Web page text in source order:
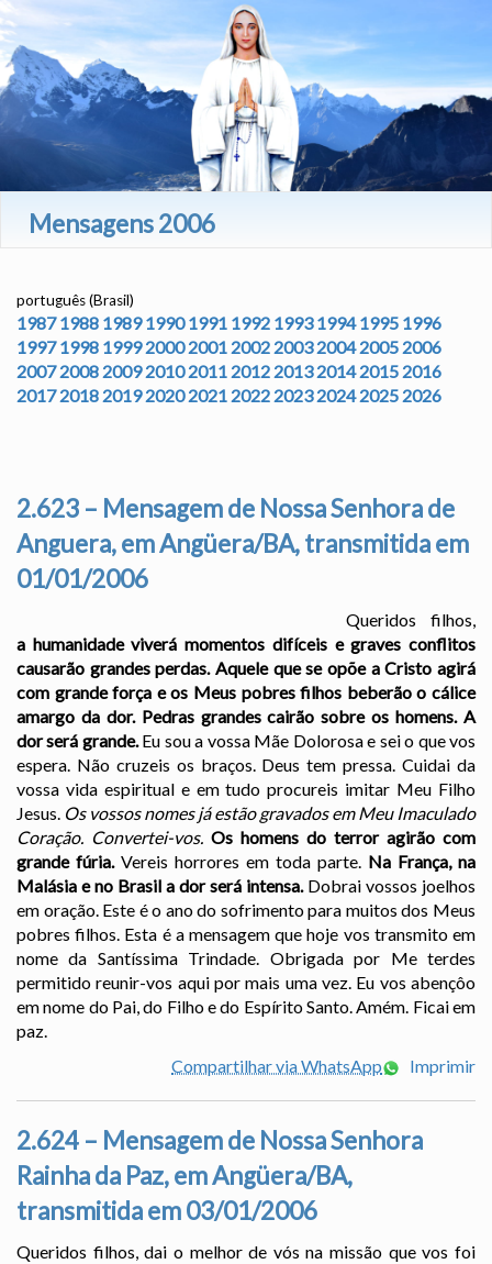
Mensagens 2006
português (Brasil)
1987 1988 1989 1990 1991 1992 1993 1994 1995 1996
1997 1998 1999 2000 2001 2002 2003 2004 2005 2006
2007 2008 2009 2010 2011 2012 2013 2014 2015 2016
2017 2018 2019 2020 2021 2022 2023 2024 2025 2026
2.623 – Mensagem de Nossa Senhora de
Anguera, em Angüera/BA, transmitida em
01/01/2006
Queridos filhos,
a humanidade viverá momentos difíceis e graves conflitos
causarão grandes perdas. Aquele que se opõe a Cristo agirá
com grande força e os Meus pobres filhos beberão o cálice
amargo da dor. Pedras grandes cairão sobre os homens. A
dor será grande.Eu sou a vossa Mãe Dolorosa e sei o que vos
espera. Não cruzeis os braços. Deus tem pressa. Cuidai da
vossa vida espiritual e em tudo procureis imitar Meu Filho
Jesus. Os vossos nomes já estão gravados em Meu Imaculado
Coração. Convertei-vos. Os homens do terror agirão com
grande fúria.Vereis horrores em toda parte. Na França, na
Malásia e no Brasil a dor será intensa.Dobrai vossos joelhos
em oração. Este é o ano do sofrimento para muitos dos Meus
pobres filhos. Esta é a mensagem que hoje vos transmito em
nome da Santíssima Trindade. Obrigada por Me terdes
permitido reunir-vos aqui por mais uma vez. Eu vos abençôo
em nome do Pai, do Filho e do Espírito Santo. Amém. Ficai em
paz.
Compartilhar via WhatsApp
Imprimir
2.624 – Mensagem de Nossa Senhora
Rainha da Paz, em Angüera/BA,
transmitida em 03/01/2006
Queridos filhos, dai o melhor de vós na missão que vos foi